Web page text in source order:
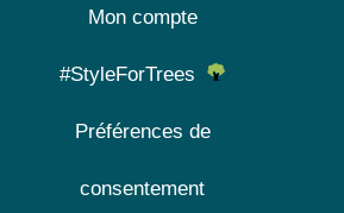
Mon compte
#StyleForTrees
Préférences de
consentement